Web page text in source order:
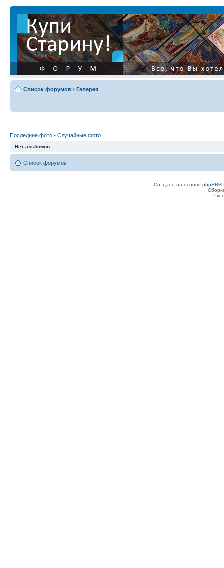
Список форумов ‹ Галерея
Последние фото • Случайные фото
Нет альбомов
Список форумов
Создано на основе phpBB®